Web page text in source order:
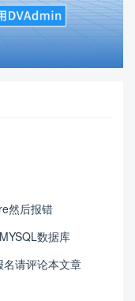
然后报错
数据库
请评论本文章